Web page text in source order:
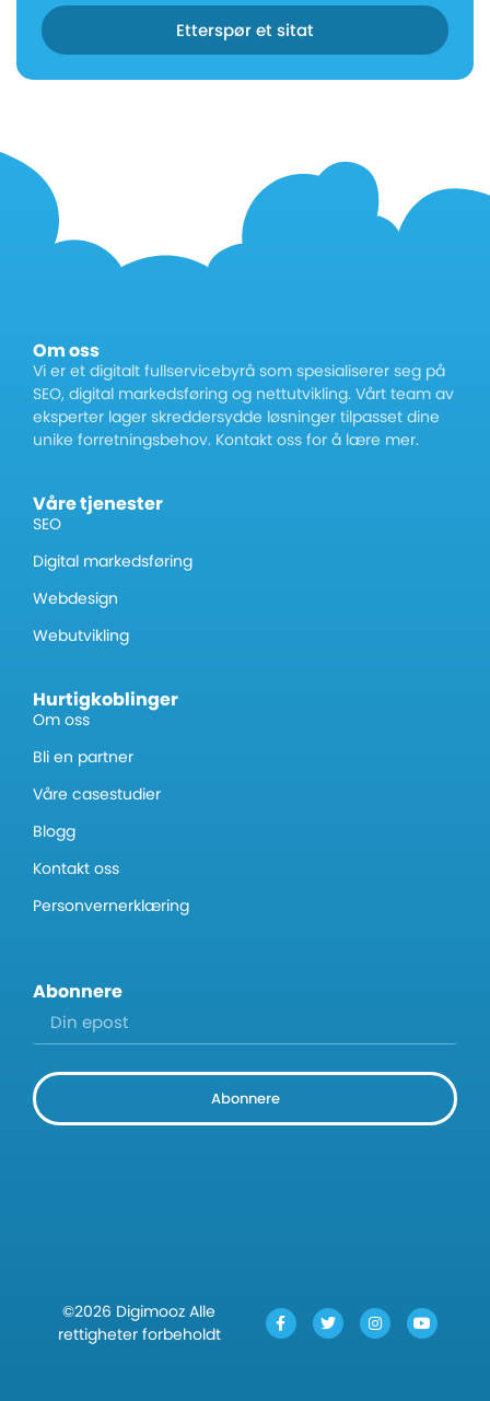
Etterspør et sitat
Om oss
Vi er et digitalt fullservicebyrå som spesialiserer seg på
SEO, digital markedsføring og nettutvikling. Vårt team av
eksperter lager skreddersydde løsninger tilpasset dine
unike forretningsbehov. Kontakt oss for å lære mer.
Våre tjenester
SEO
Digital markedsføring
Webdesign
Webutvikling
Hurtigkoblinger
Om oss
Bli en partner
Våre casestudier
Blogg
Kontakt oss
Personvernerklæring
Abonnere
Abonnere
©2026 Digimooz Alle
rettigheter forbeholdt